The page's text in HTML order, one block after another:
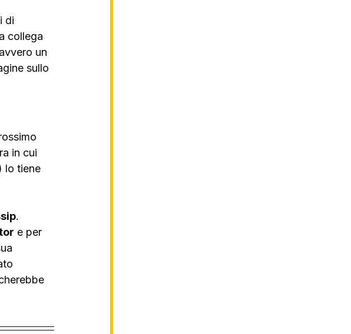
di
collega
un
sullo
in cui
lo tiene
.
e per